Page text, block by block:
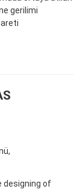
gerilimi
designing of